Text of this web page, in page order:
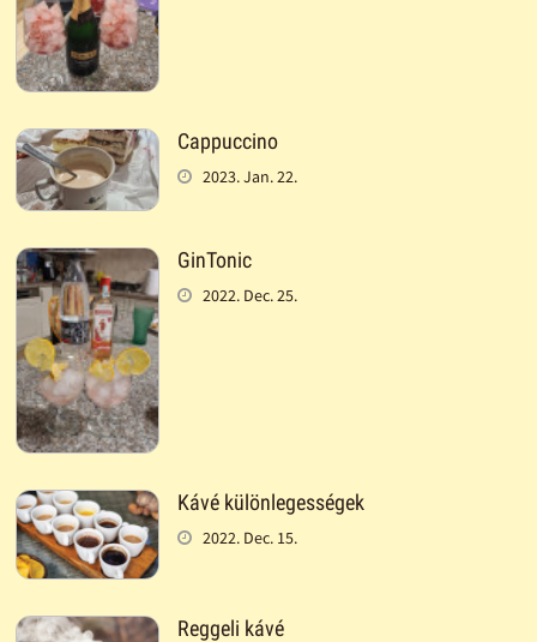
Cappuccino
2023. Jan. 22.
GinTonic
2022. Dec. 25.
Kávé különlegességek
2022. Dec. 15.
Reggeli kávé